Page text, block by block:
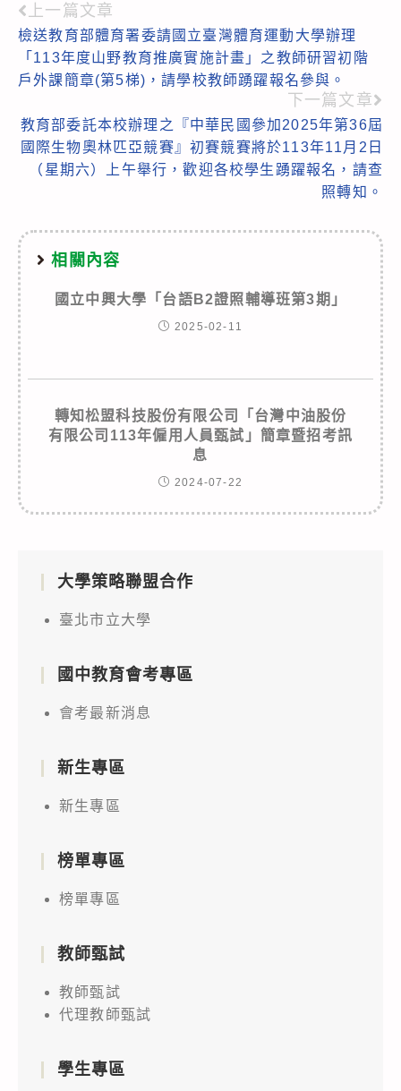
Read
more
articles
上一篇文章
檢送教育部體育署委請國立臺灣體育運動大學辦理
「113年度山野教育推廣實施計畫」之教師研習初階
戶外課簡章(第5梯)，請學校教師踴躍報名參與。
下一篇文章
教育部委託本校辦理之『中華民國參加2025年第36屆
國際生物奧林匹亞競賽』初賽競賽將於113年11月2日
（星期六）上午舉行，歡迎各校學生踴躍報名，請查
照轉知。
相關內容
國立中興大學「台語B2證照輔導班第3期」
2025-02-11
轉知松盟科技股份有限公司「台灣中油股份
有限公司113年僱用人員甄試」簡章暨招考訊
息
2024-07-22
大學策略聯盟合作
臺北市立大學
國中教育會考專區
會考最新消息
新生專區
新生專區
榜單專區
榜單專區
教師甄試
教師甄試
代理教師甄試
學生專區